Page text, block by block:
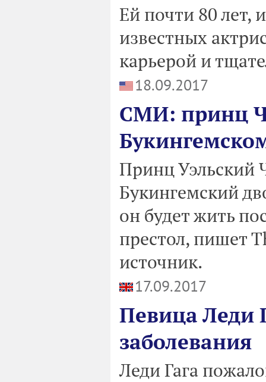
Ей почти 80 лет,
известных
карьерой и
18.09.2017
СМИ: принц
Принц Уэльский
Букингемский
он будет жить
престол, пишет
источник.
17.09.2017
Певица Леди
заболевания
Леди Гага